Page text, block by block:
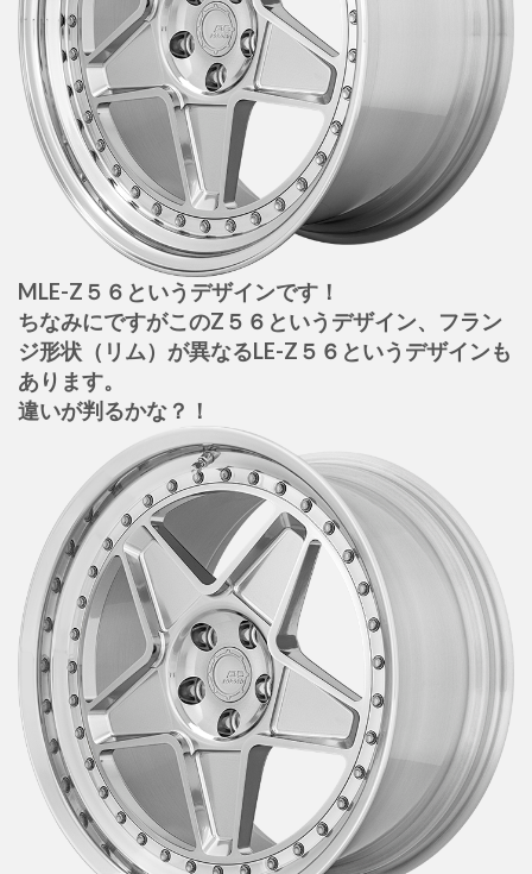
MLE-Z５６というデザインです！
ちなみにですがこのZ５６というデザイン、フラン
ジ形状（リム）が異なるLE-Z５６というデザインも
あります。
違いが判るかな？！